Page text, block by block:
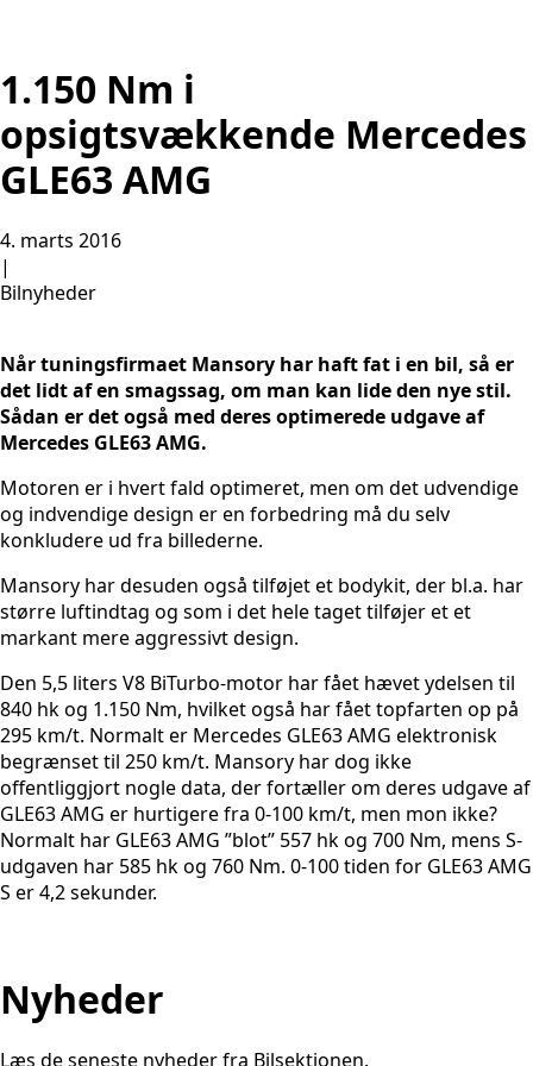
1.150 Nm i
opsigtsvækkende Mercedes
GLE63 AMG
4. marts 2016
|
Bilnyheder
Når tuningsfirmaet Mansory har haft fat i en bil, så er
det lidt af en smagssag, om man kan lide den nye stil.
Sådan er det også med deres optimerede udgave af
Mercedes GLE63 AMG.
Motoren er i hvert fald optimeret, men om det udvendige
og indvendige design er en forbedring må du selv
konkludere ud fra billederne.
Mansory har desuden også tilføjet et bodykit, der bl.a. har
større luftindtag og som i det hele taget tilføjer et et
markant mere aggressivt design.
Den 5,5 liters V8 BiTurbo-motor har fået hævet ydelsen til
840 hk og 1.150 Nm, hvilket også har fået topfarten op på
295 km/t. Normalt er Mercedes GLE63 AMG elektronisk
begrænset til 250 km/t. Mansory har dog ikke
offentliggjort nogle data, der fortæller om deres udgave af
GLE63 AMG er hurtigere fra 0-100 km/t, men mon ikke?
Normalt har GLE63 AMG ”blot” 557 hk og 700 Nm, mens S-
udgaven har 585 hk og 760 Nm. 0-100 tiden for GLE63 AMG
S er 4,2 sekunder.
Nyheder
Læs de seneste nyheder fra Bilsektionen.